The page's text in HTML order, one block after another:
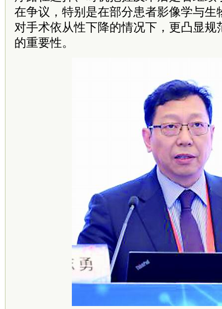
在争议，特别是在部分患者影像学与生
对手术依从性下降的情况下，更凸显规
的重要性。